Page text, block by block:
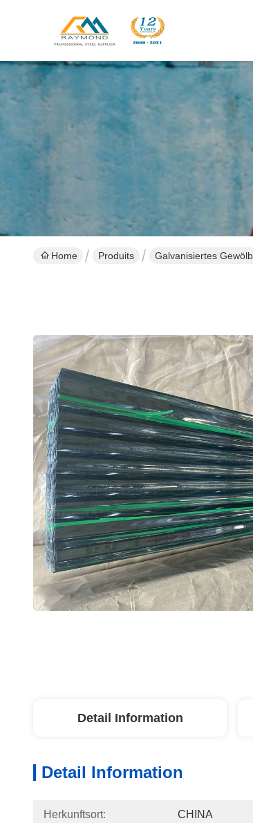
Home Produits Galvanisiertes
Detail Information
Detail Information
Herkunftsort: CHINA